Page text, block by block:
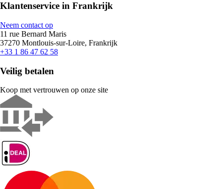
Klantenservice in Frankrijk
Neem contact op
11 rue Bernard Maris
37270 Montlouis-sur-Loire, Frankrijk
+33 1 86 47 62 58
Veilig betalen
Koop met vertrouwen op onze site